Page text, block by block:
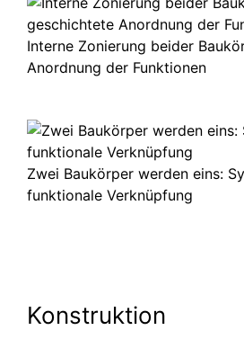
Interne Zonierung beider
Anordnung der Funktionen
Zwei Baukörper werden eins:
funktionale Verknüpfung
Konstruktion